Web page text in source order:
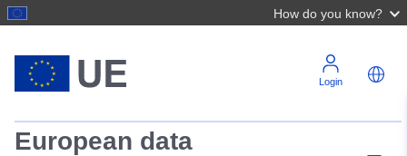
How do you know?
Login
European data